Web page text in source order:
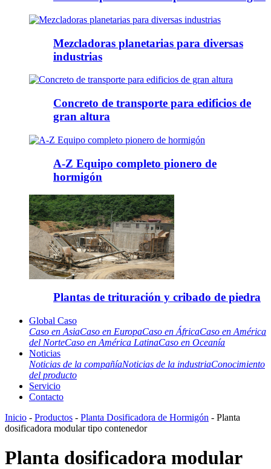
Mezcladoras planetarias para diversas
industrias
Concreto de transporte para edificios de
gran altura
A-Z Equipo completo pionero de
hormigón
Plantas de trituración y cribado de piedra
Global Caso
Caso en AsiaCaso en EuropaCaso en ÁfricaCaso en América
del NorteCaso en América LatinaCaso en Oceanía
Noticias
Noticias de la compañíaNoticias de la industriaConocimiento
del producto
Servicio
Contacto
Inicio - Productos - Planta Dosificadora de Hormigón - Planta
dosificadora modular tipo contenedor
Planta dosificadora modular